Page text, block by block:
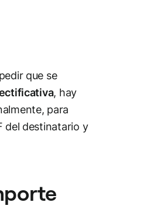
que se
, hay
para
del destinatario y